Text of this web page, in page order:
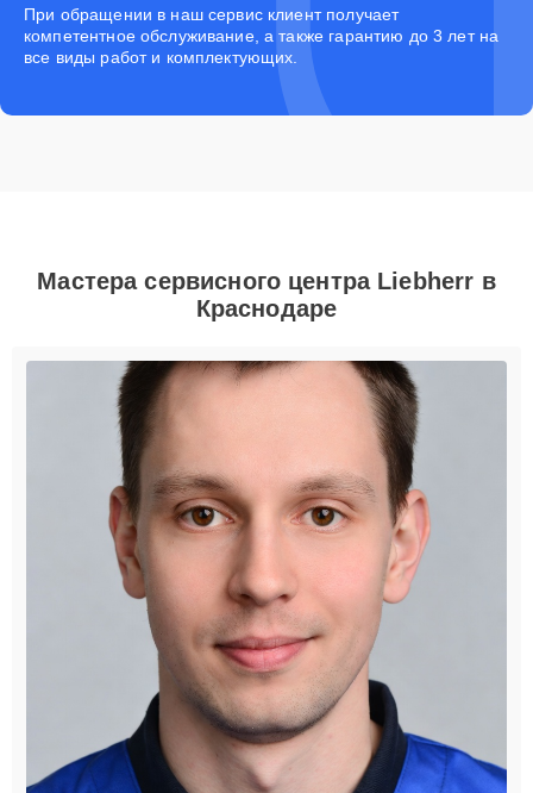
При обращении в наш сервис клиент получает
компетентное обслуживание, а также гарантию до 3 лет на
все виды работ и комплектующих.
Мастера сервисного центра Liebherr в
Краснодаре